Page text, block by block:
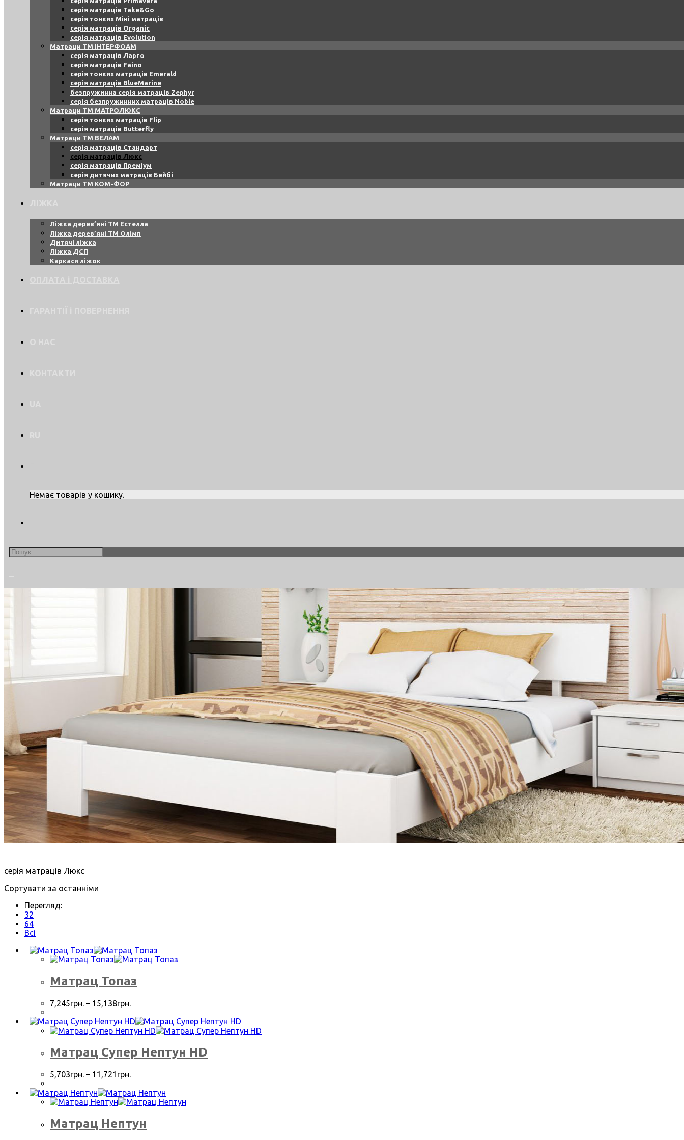
серія матраців Take&Go
серія тонких Міні матраців
серія матраців Organic
серія матраців Evolution
Матраци ТМ ІНТЕРФОАМ
серія матраців Ларго
серія матраців Faino
серія тонких матраців Emerald
серія матраців BlueMarine
безпружинна серія матраців Zephyr
серія безпружинних матраців Noble
Матраци ТМ МАТРОЛЮКС
серія тонких матраців Flip
серія матраців Butterfly
Матраци ТМ ВЕЛАМ
серія матраців Стандарт
серія матраців Люкс
серія матраців Преміум
серія дитячих матраців Бейбі
Матраци ТМ КОМ-ФОР
Ліжка дерев’яні ТМ Естелла
Ліжка дерев’яні ТМ Олімп
Дитячі ліжка
Ліжка ДСП
Каркаси ліжок
Немає товарів у кошику.
Search
this
серія матраців Люкс
Сортувати за останніми
Перегляд:
32
64
Всі
Матрац Топаз
7,245грн. – 15,138грн.
Матрац Супер Нептун HD
5,703грн. – 11,721 грн.
Матрац Нептун